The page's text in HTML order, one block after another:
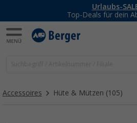
-20% auf Kleidung
Mit dem
Accessoires Hüte & Mützen (105)